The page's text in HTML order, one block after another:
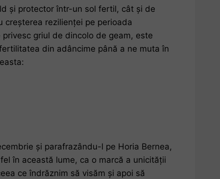
și protector într-un sol fertil, cât și de
rezilienței pe perioada
griul de dincolo de geam, este
din adâncime până a ne muta în
și parafrazându-l pe Horia Bernea,
în această lume, ca o marcă a unicității
ce îndrăznim să visăm și apoi să